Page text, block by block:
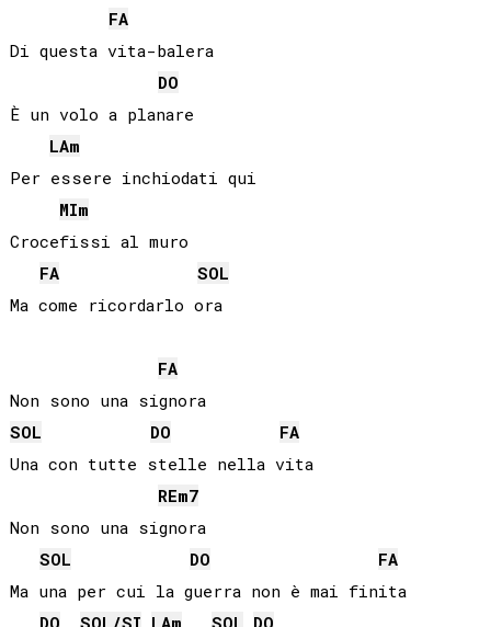
FA
Di questa vita-balera
DO
È un volo a planare
LAm
Per essere inchiodati qui
MIm
Crocefissi al muro
FA
SOL
Ma come ricordarlo ora
FA
Non sono una signora
SOL
DO
FA
Una con tutte stelle nella vita
REm7
Non sono una signora
SOL
DO
FA
Ma una per cui la guerra non è mai finita